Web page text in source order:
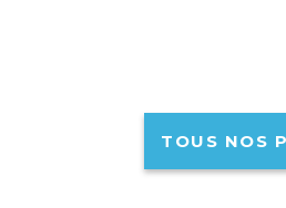
TOUS NOS